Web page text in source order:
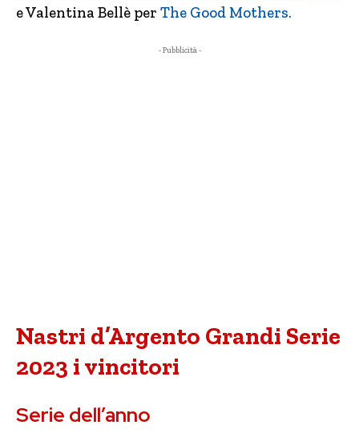
e Valentina Bellè per The Good Mothers.
- Pubblicità -
Nastri d’Argento Grandi Serie
2023 i vincitori
Serie dell’anno